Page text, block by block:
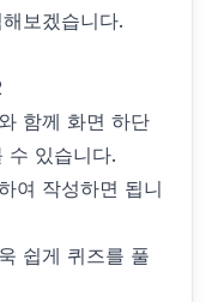
보겠습니다.
함께 화면 하단
수 있습니다.
여 작성하면 됩니
쉽게 퀴즈를 풀